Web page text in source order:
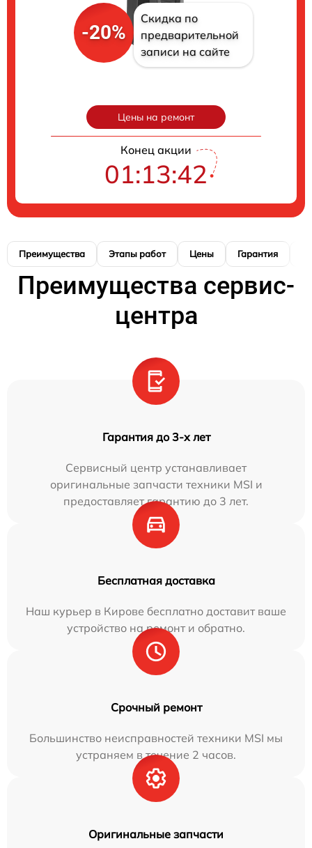
-20%
Скидка по
предварительной
записи на сайте
Цены на ремонт
Конец акции
01:13:41
Преимущества Этапы работ Цены Гарантия
Преимущества сервис-
центра
Гарантия до 3-х лет
Сервисный центр устанавливает
оригинальные запчасти техники MSI и
предоставляет гарантию до 3 лет.
Бесплатная доставка
Наш курьер в Кирове бесплатно доставит ваше
устройство на ремонт и обратно.
Срочный ремонт
Большинство неисправностей техники MSI мы
устраняем в течение 2 часов.
Оригинальные запчасти